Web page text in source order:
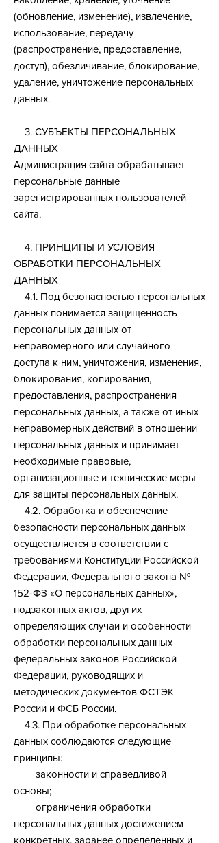
(обновление, изменение), извлечение,
использование, передачу
(распространение, предоставление,
доступ), обезличивание, блокирование,
удаление, уничтожение персональных
данных.
3. СУБЪЕКТЫ ПЕРСОНАЛЬНЫХ
ДАННЫХ
Администрация сайта обрабатывает
персональные данные
зарегистрированных пользователей
сайта.
4. ПРИНЦИПЫ И УСЛОВИЯ
ОБРАБОТКИ ПЕРСОНАЛЬНЫХ
ДАННЫХ
4.1. Под безопасностью персональных
данных понимается защищенность
персональных данных от
неправомерного или случайного
доступа к ним, уничтожения, изменения,
блокирования, копирования,
предоставления, распространения
персональных данных, а также от иных
неправомерных действий в отношении
персональных данных и принимает
необходимые правовые,
организационные и технические меры
для защиты персональных данных.
4.2. Обработка и обеспечение
безопасности персональных данных
осуществляется в соответствии с
требованиями Конституции Российской
Федерации, Федерального закона №
152-ФЗ «О персональных данных»,
подзаконных актов, других
определяющих случаи и особенности
обработки персональных данных
федеральных законов Российской
Федерации, руководящих и
методических документов ФСТЭК
России и ФСБ России.​
4.3. При обработке персональных
данных соблюдаются следующие
принципы:
законности и справедливой
основы;
ограничения обработки
персональных данных достижением
конкретных, заранее определенных и